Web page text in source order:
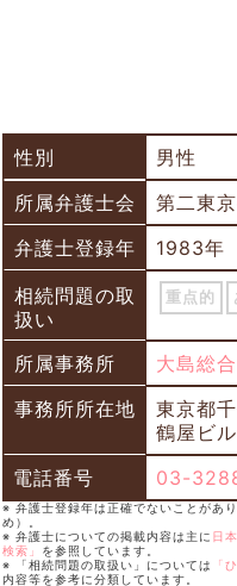
性別
男性
所属弁護士会
第二東
弁護士登録年
1983年
相続問題の取
扱い
重点的
所属事務所
大島総
事務所所在地
東京都
鶴屋ビ
電話番号
03-
※ 弁護士登録年は正確でないことがあ
め）。
※ 弁護士についての掲載内容は主に 日
検索」 を参照しています。
※ 「相続問題の取扱い」については
「
内容等を参考に分類しています。